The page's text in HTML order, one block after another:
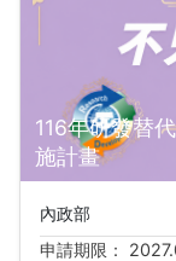
116年研發替
施計畫
內政部
申請期限：